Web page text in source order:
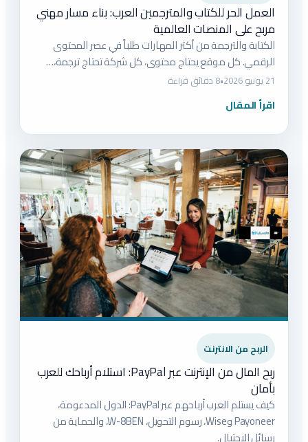
العمل الحر للكتاب والمترجمين العرب: بناء مسار مهني
مربح على المنصات العالمية
الكتابة والترجمة من أكثر المهارات طلباً في عصر المحتوى
الرقمي. كل موقع يحتاج محتوى، كل شركة تحتاج ترجمة،…
21 يونيو 2026 •8 دقائق قراءة
اقرأ المقال
الربح من الانترنت
ربح المال من الإنترنت عبر PayPal: استلام أرباحك للعرب
بأمان
كيف يستلم العرب أرباحهم عبر PayPal: الدول المدعومة،
Payoneer وWise، رسوم التحويل، W-8BEN، والحماية من
رسائل الاحتيال.